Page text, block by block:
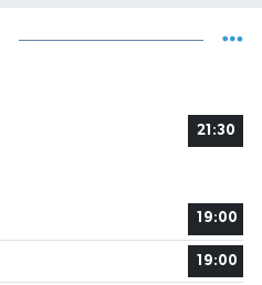
21:30
19:00
19:00